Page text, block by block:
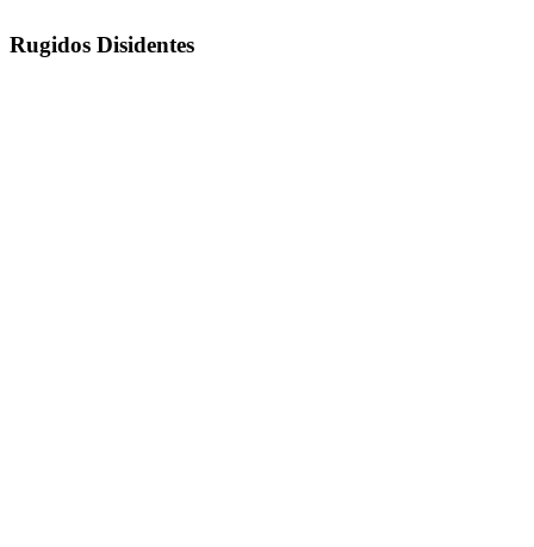
Rugidos Disidentes